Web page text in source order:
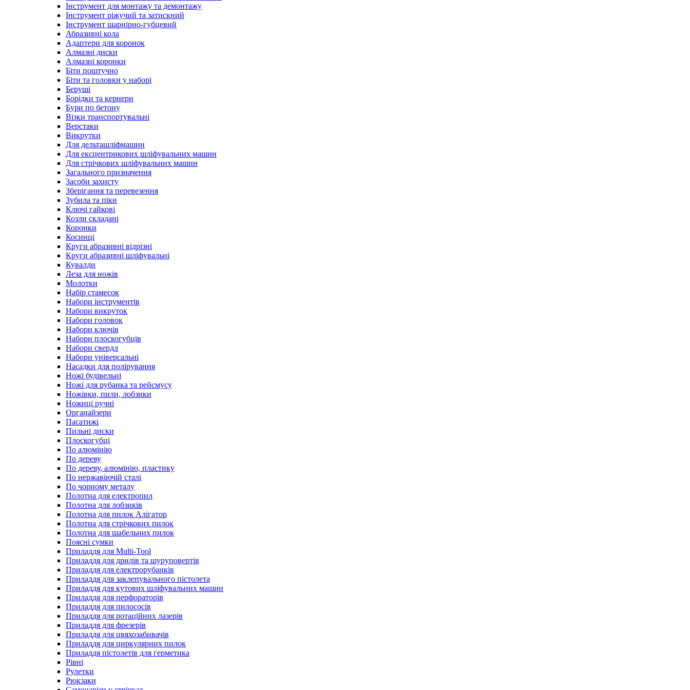
Інструмент для монтажу та демонтажу
Інструмент ріжучий та затискний
Інструмент шарнірно-губцевий
Абразивні кола
Адаптери для коронок
Алмазні диски
Алмазні коронки
Біти поштучно
Біти та головки у наборі
Беруші
Борідки та кернери
Бури по бетону
Візки транспортувальні
Верстаки
Викрутки
Для дельташліфмашин
Для ексцентрикових шліфувальних машин
Для стрічкових шліфувальних машин
Загального призначення
Засоби захисту
Зберігання та перевезення
Зубила та піки
Ключі гайкові
Козли складані
Коронки
Косинці
Круги абразивні відрізні
Круги абразивні шліфувальні
Кувалди
Леза для ножів
Молотки
Набір стамесок
Набори інструментів
Набори викруток
Набори головок
Набори ключів
Набори плоскогубців
Набори свердл
Набори універсальні
Насадки для полірування
Ножі будівельні
Ножі для рубанка та рейсмусу
Ножівки, пили, лобзики
Ножиці ручні
Органайзери
Пасатижі
Пильні диски
Плоскогубці
По алюмінію
По дереву
По дереву, алюмінію, пластику
По нержавіючій сталі
По чорному металу
Полотна для електропил
Полотна для лобзиків
Полотна для пилок Алігатор
Полотна для стрічкових пилок
Полотна для шабельних пилок
Поясні сумки
Приладдя для Multi-Tool
Приладдя для дрилів та шуруповертів
Приладдя для електрорубанків
Приладдя для заклепувального пістолета
Приладдя для кутових шліфувальних машин
Приладдя для перфораторів
Приладдя для пилососів
Приладдя для ротаційних лазерів
Приладдя для фрезерів
Приладдя для цвяхозабивачів
Приладдя для циркулярних пилок
Приладдя пістолетів для герметика
Рівні
Рулетки
Рюкзаки